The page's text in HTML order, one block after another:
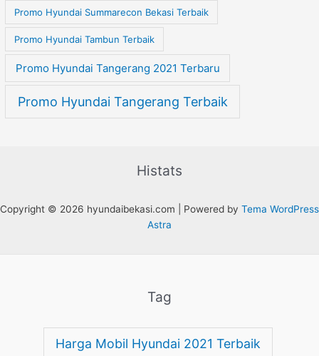
Promo Hyundai Summarecon Bekasi Terbaik
Promo Hyundai Tambun Terbaik
Promo Hyundai Tangerang 2021 Terbaru
Promo Hyundai Tangerang Terbaik
Histats
Copyright © 2026 hyundaibekasi.com | Powered by Tema WordPress
Astra
Tag
Harga Mobil Hyundai 2021 Terbaik